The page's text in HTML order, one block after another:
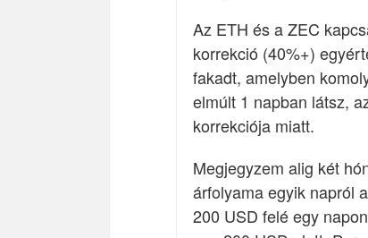
Az ETH és a ZEC
korrekció (40%+)
fakadt, amelyben
elmúlt 1 napban látsz,
korrekciója miatt.
Megjegyzem alig két
árfolyama egyik napról
200 USD felé egy